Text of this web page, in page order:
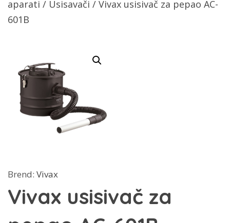
aparati / Usisavači / Vivax usisivač za pepao AC-
601B
Brend: Vivax
Vivax usisivač za